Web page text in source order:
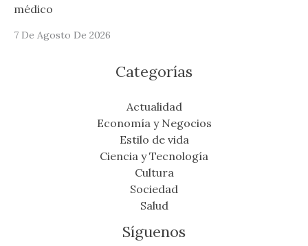
médico
7 De Agosto De 2026
Categorías
Actualidad
Economía y Negocios
Estilo de vida
Ciencia y Tecnología
Cultura
Sociedad
Salud
Síguenos